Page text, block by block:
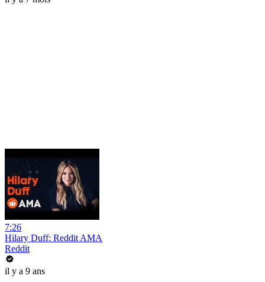
7:26
Hilary Duff: Reddit AMA
Reddit
il y a 9 ans